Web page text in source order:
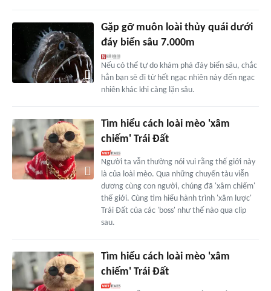
Gặp gỡ muôn loài thủy quái dưới
đáy biển sâu 7.000m
Nếu có thể tự do khám phá đáy biển sâu, chắc
hẳn bạn sẽ đi từ hết ngạc nhiên này đến ngạc
nhiên khác khi càng lặn sâu.
Tìm hiểu cách loài mèo 'xâm
chiếm' Trái Đất
Người ta vẫn thường nói vui rằng thế giới này
là của loài mèo. Qua những chuyến tàu viễn
dương cùng con người, chúng đã 'xâm chiếm'
thế giới. Cùng tìm hiểu hành trình 'xâm lược'
Trái Đất của các 'boss' như thế nào qua clip
sau.
Tìm hiểu cách loài mèo 'xâm
chiếm' Trái Đất